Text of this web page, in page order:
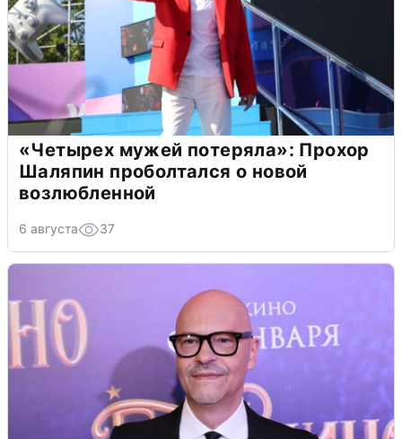
«Четырех мужей потеряла»: Прохор
Шаляпин проболтался о новой
возлюбленной
6 августа 37